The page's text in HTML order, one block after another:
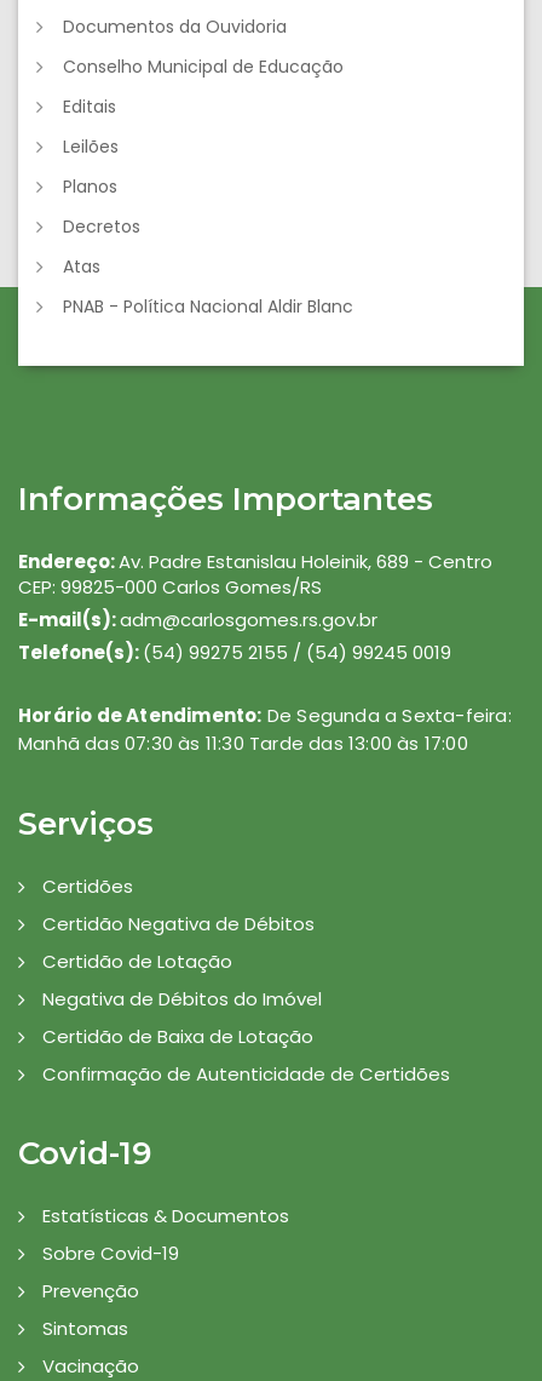
Documentos da Ouvidoria
Conselho Municipal de Educação
Editais
Leilões
Planos
Decretos
Atas
PNAB - Política Nacional Aldir Blanc
Informações Importantes
Endereço:Av. Padre Estanislau Holeinik, 689 - Centro
CEP: 99825-000 Carlos Gomes/RS
E-mail(s):adm@carlosgomes.rs.gov.br
Telefone(s):(54) 99275 2155 / (54) 99245 0019
Horário de Atendimento: De Segunda a Sexta-feira:
Manhã das 07:30 às 11:30 Tarde das 13:00 às 17:00
Serviços
Certidões
Certidão Negativa de Débitos
Certidão de Lotação
Negativa de Débitos do Imóvel
Certidão de Baixa de Lotação
Confirmação de Autenticidade de Certidões
Covid-19
Estatísticas & Documentos
Sobre Covid-19
Prevenção
Sintomas
Vacinação